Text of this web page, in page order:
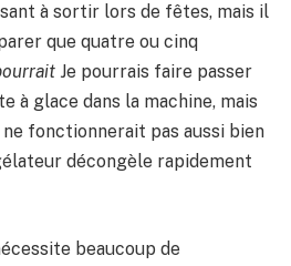
à sortir lors de fêtes, mais il
que quatre ou cinq
Je pourrais faire passer
à glace dans la machine, mais
fonctionnerait pas aussi bien
décongèle rapidement
beaucoup de